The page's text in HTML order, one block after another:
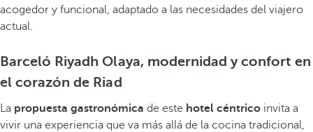
acogedor y funcional, adaptado a las necesidades del viajero
actual.
Barceló Riyadh Olaya, modernidad y confort en
el corazón de Riad
La propuesta gastronómica de este hotel céntrico invita a
vivir una experiencia que va más allá de la cocina tradicional,